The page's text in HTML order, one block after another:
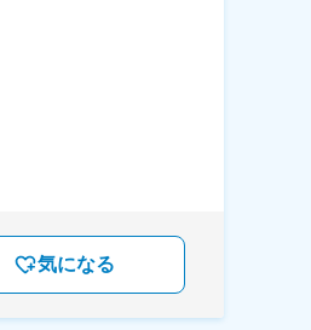
気になる